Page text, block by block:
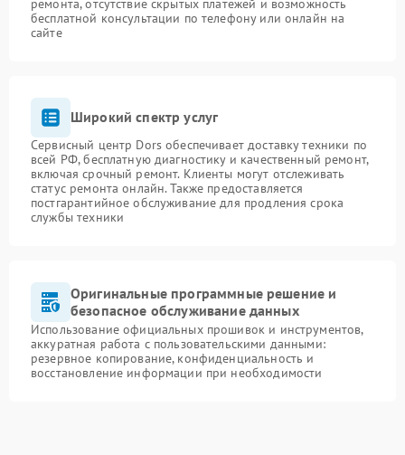
ремонта, отсутствие скрытых платежей и возможность
бесплатной консультации по телефону или онлайн на
сайте
Широкий спектр услуг
Сервисный центр Dors обеспечивает доставку техники по
всей РФ, бесплатную диагностику и качественный ремонт,
включая срочный ремонт. Клиенты могут отслеживать
статус ремонта онлайн. Также предоставляется
постгарантийное обслуживание для продления срока
службы техники
Оригинальные программные решение и
безопасное обслуживание данных
Использование официальных прошивок и инструментов,
аккуратная работа с пользовательскими данными:
резервное копирование, конфиденциальность и
восстановление информации при необходимости